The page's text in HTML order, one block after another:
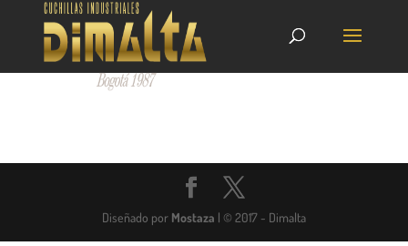
Diseñado por Mostaza | © 2017 - Dimalta